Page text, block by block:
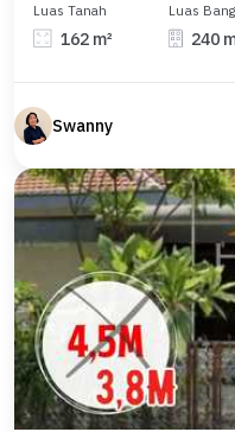
Luas Tanah
162 m²
Luas
240
Swanny